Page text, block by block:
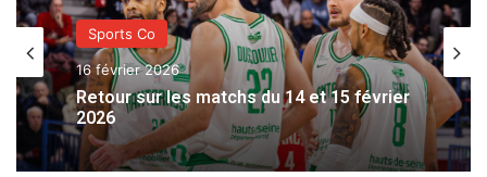
Sports Co
16 février 2026
Retour sur les matchs du 14 et 15 février
2026